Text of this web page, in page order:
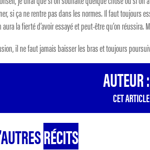
si ça ne rentre pas dans les normes. Il faut toujours
la fierté d’avoir essayé et peut-être qu’on réussira.
il ne faut jamais baisser les bras et toujours
CET
RÉCITS